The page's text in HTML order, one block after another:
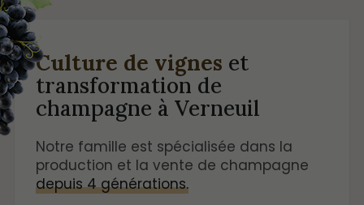
Culture de vignes et
transformation de
champagne à Verneuil
Notre famille est spécialisée dans la
production et la vente de champagne
depuis 4 générations.